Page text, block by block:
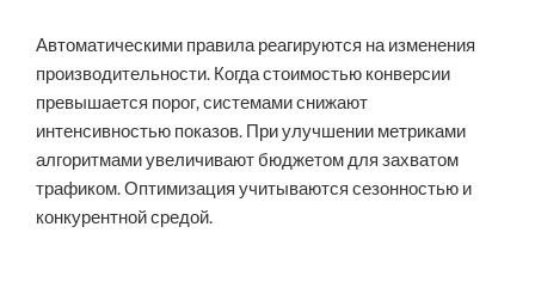
Автоматическими правила реагируются на изменения
производительности. Когда стоимостью конверсии
превышается порог, системами снижают
интенсивностью показов. При улучшении метриками
алгоритмами увеличивают бюджетом для захватом
трафиком. Оптимизация учитываются сезонностью и
конкурентной средой.